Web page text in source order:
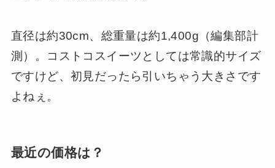
直径は約30cm、総重量は約1,400g（編集部計
測）。コストコスイーツとしては常識的サイズ
ですけど、初見だったら引いちゃう大きさです
よねぇ。
最近の価格は？